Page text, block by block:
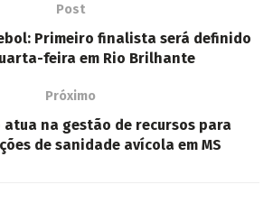
Post
Primeiro finalista será definido
feira em Rio Brilhante
Próximo
na gestão de recursos para
de sanidade avícola em MS